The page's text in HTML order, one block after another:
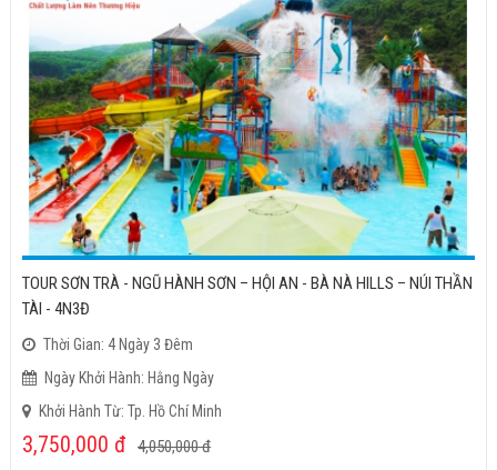
TOUR SƠN TRÀ - NGŨ HÀNH SƠN – HỘI AN - BÀ NÀ HILLS – NÚI THẦN
TÀI - 4N3Đ
Thời Gian: 4 Ngày 3 Đêm
Ngày Khởi Hành: Hằng Ngày
Khởi Hành Từ: Tp. Hồ Chí Minh
3,750,000 đ 4,050,000đ